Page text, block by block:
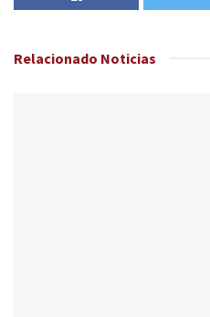
Relacionado Noticias